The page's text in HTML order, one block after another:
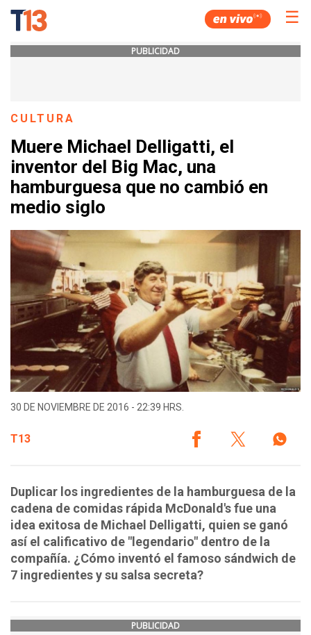
☰
PUBLICIDAD
CULTURA
Muere Michael Delligatti, el
inventor del Big Mac, una
hamburguesa que no cambió en
medio siglo
30 DE NOVIEMBRE DE 2016 - 22:39 HRS.
T13
Duplicar los ingredientes de la hamburguesa de la
cadena de comidas rápida McDonald's fue una
idea exitosa de Michael Delligatti, quien se ganó
así el calificativo de "legendario" dentro de la
compañía. ¿Cómo inventó el famoso sándwich de
7 ingredientes y su salsa secreta?
PUBLICIDAD